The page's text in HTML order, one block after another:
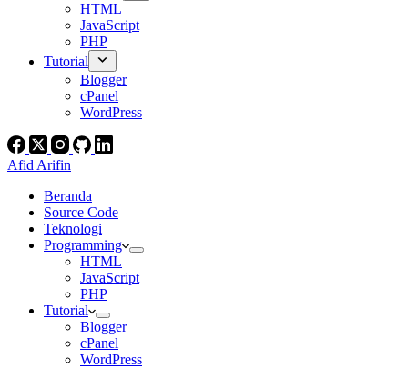
HTML
JavaScript
PHP
Tutorial
Blogger
cPanel
WordPress
Afid Arifin
Beranda
Source Code
Teknologi
Programming
HTML
JavaScript
PHP
Tutorial
Blogger
cPanel
WordPress